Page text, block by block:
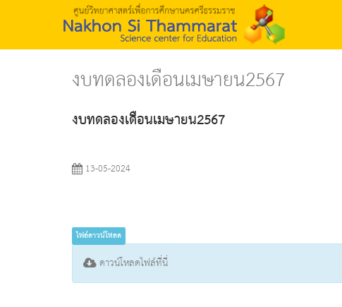
งบทดลองเดือนเมษายน2567
งบทดลองเดือนเมษายน2567
13-05-2024
ไฟล์ดาวน์โหลด
ดาวน์โหลดไฟล์ที่นี่